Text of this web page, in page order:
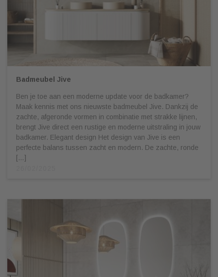
Badmeubel Jive
Ben je toe aan een moderne update voor de badkamer?
Maak kennis met ons nieuwste badmeubel Jive. Dankzij de
zachte, afgeronde vormen in combinatie met strakke lijnen,
brengt Jive direct een rustige en moderne uitstraling in jouw
badkamer. Elegant design Het design van Jive is een
perfecte balans tussen zacht en modern. De zachte, ronde
[…]